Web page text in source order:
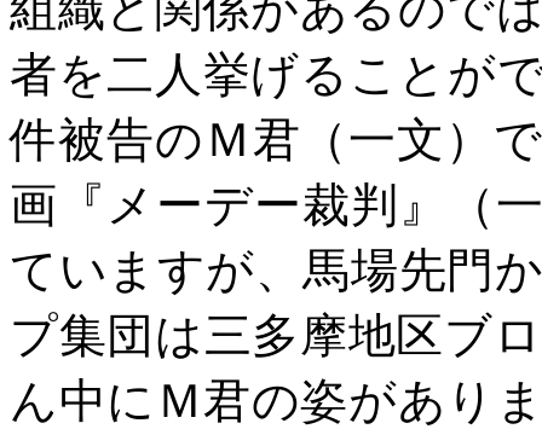
者を二人挙げることが
件被告のＭ君（一文）
画『メーデー裁判』（
ていますが、馬場先門
プ集団は三多摩地区ブ
ん中にＭ君の姿があり